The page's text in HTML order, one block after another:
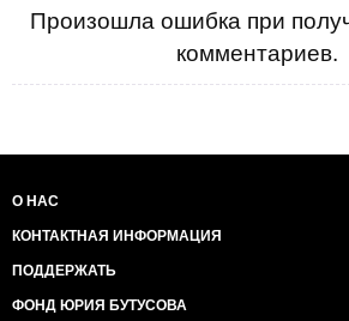
Произошла ошибка при
комментариев.
О НАС
КОНТАКТНАЯ ИНФОРМАЦИЯ
ПОДДЕРЖАТЬ
ФОНД ЮРИЯ БУТУСОВА